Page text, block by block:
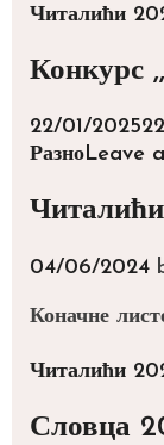
Categories
Читалићи
Конкурс
22/01/2025
Categories
РазноLeave
04/06/2024
Коначне
Categories
Читалићи
Словца